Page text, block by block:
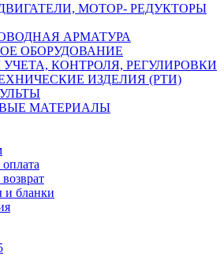
МОТОР- РЕДУКТОРЫ
АРМАТУРА
ОБОРУДОВАНИЕ
КОНТРОЛЯ, РЕГУЛИРОВКИ
ИЗДЕЛИЯ (РТИ)
МАТЕРИАЛЫ
и бланки